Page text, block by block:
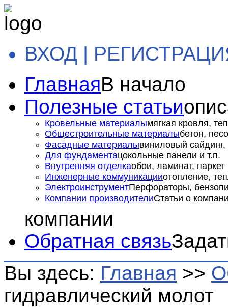
ВХОД |
ГлавнаяВ начало
Полезные статьи
Кровельные материалымягкая кровля,
Общестроительные материалыбетон,
Фасадные материалывиниловый сайдинг,
Для фундаментацокольные панели и т.п.
Внутренняя отделкаобои, ламинат, паркет
Инженерные коммуникацииотопление,
ЭлектроинструментПерфораторы,
Компании производителиСтатьи о
компании
Обратная связь
Вы здесь: Главная >>
гидравлический молот